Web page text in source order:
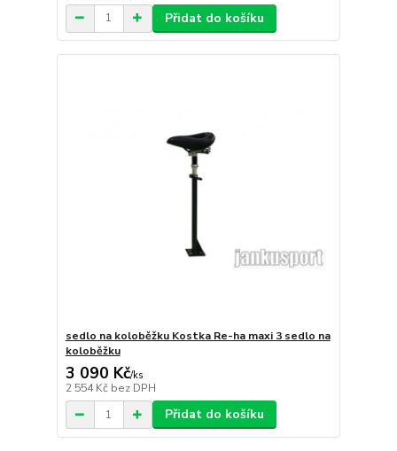
Přidat do košíku
sedlo na koloběžku Kostka Re-ha maxi 3 sedlo na
koloběžku
3 090 Kč/ks
2 554 Kč bez DPH
Přidat do košíku